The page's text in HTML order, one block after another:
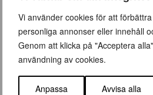
Vi använder cookies för att
personliga annonser eller innehåll
Genom att klicka på "Acceptera
användning av cookies.
Anpassa Avvisa alla
ÖPPETTIDER
Vår (23 mars – 28 juni)
Vardagar 09:00 – 19:00
Lördag 10:00 – 16:00
Söndag/helgdag 10:00 –